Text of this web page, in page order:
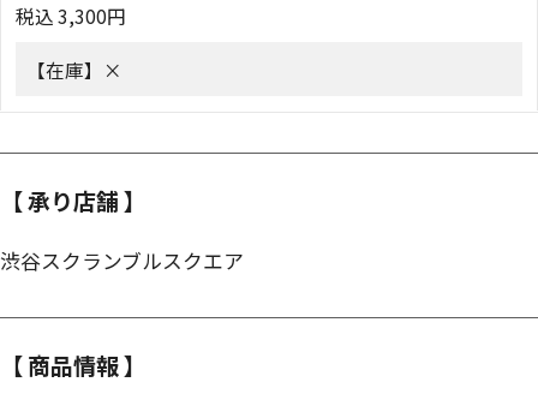
税込3,300円
【在庫】 ×
【 承り店舗 】
渋谷スクランブルスクエア
【 商品情報 】